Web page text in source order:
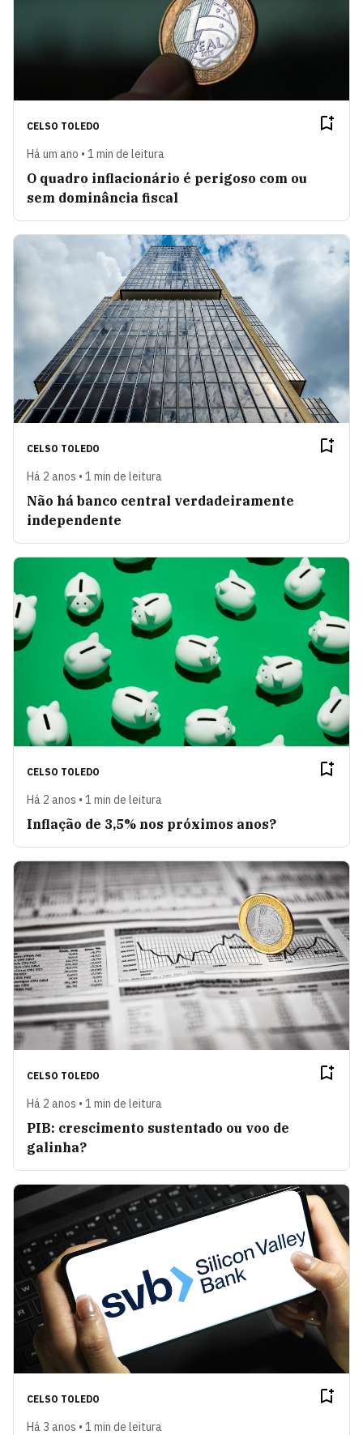
CELSO TOLEDO
Há um ano • 1 min de leitura
O quadro inflacionário é perigoso com ou
sem dominância fiscal
CELSO TOLEDO
Há 2 anos • 1 min de leitura
Não há banco central verdadeiramente
independente
CELSO TOLEDO
Há 2 anos • 1 min de leitura
Inflação de 3,5% nos próximos anos?
CELSO TOLEDO
Há 2 anos • 1 min de leitura
PIB: crescimento sustentado ou voo de
galinha?
CELSO TOLEDO
Há 3 anos • 1 min de leitura